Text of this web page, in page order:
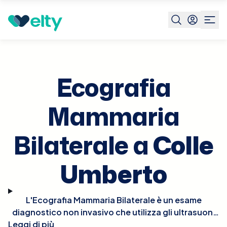
Prenota visita Ecografia Mammaria Bilaterale
Colle
Ecografia
Mammaria
Bilaterale aColle
Umberto
L'Ecografia Mammaria Bilaterale è un esame
diagnostico non invasivo che utilizza gli ultrasuoni
per esaminare entrambe le mammelle. Questo
Leggi di più